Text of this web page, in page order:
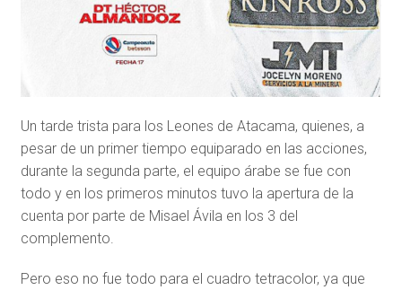
Un tarde trista para los Leones de Atacama, quienes, a
pesar de un primer tiempo equiparado en las acciones,
durante la segunda parte, el equipo árabe se fue con
todo y en los primeros minutos tuvo la apertura de la
cuenta por parte de Misael Ávila en los 3 del
complemento.
Pero eso no fue todo para el cuadro tetracolor, ya que